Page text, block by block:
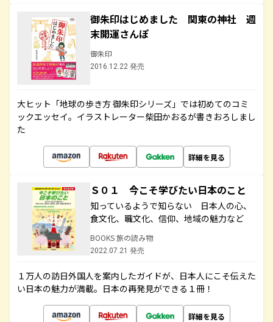
御朱印はじめました 関東の神社 週
末開運さんぽ
御朱印
2016.12.22 発売
大ヒット「地球の歩き方 御朱印シリーズ」では初めてのコミ
ックエッセイ。イラストレーター柴田かおるが書きおろしまし
た
詳細を見る
Ｓ０１ 今こそ学びたい日本のこと
知っているようで知らない 日本人の心、
食文化、職文化、信仰、地域の魅力など
BOOKS 旅の読み物
2022.07.21 発売
１万人の訪日外国人を案内したガイドが、日本人にこそ伝えた
い日本の魅力が満載。日本の再発見ができる１冊！
詳細を見る